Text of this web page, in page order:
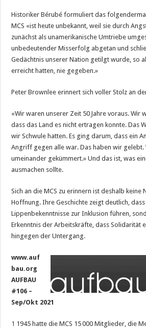
Historiker Bérubé formuliert das
MCS «ist heute unbekannt, weil sie durch
zunächst als unamerikanische Umtriebe
unbedeutender Misserfolg abgetan und
Gedächtnis unserer Nation getilgt wurde, so
erreicht hatten, nie gegeben.»
Peter Brownlee erinnert sich voller Stolz an
«Wir waren unserer Zeit 50 Jahre voraus. Wir
dass das Land es nicht ertragen konnte. Das
wir Schwule hatten. Es ging darum, dass ein
Angriff gegen alle war. Das haben wir gelebt.
umeinander gekümmert.» Und das ist, was
ausmachen sollte.
Sich an die MCS zu erinnern ist deshalb keine
Hoffnung. Ihre Geschichte zeigt deutlich,
Lippenbekenntnisse zur Inklusion führen,
Erkenntnis der Arbeitskräfte, dass Solidarität
hingegen der Untergang.
www.auf
bau.org
AUFBAU
#106 –
Sep/Okt 2021
1 1945 hatte die MCS 15 000 Mitglieder, die